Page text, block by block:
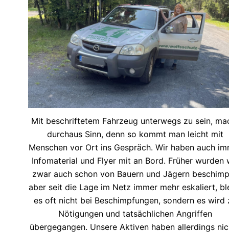
Mit beschriftetem Fahrzeug unterwegs zu sein,
durchaus Sinn, denn so kommt man leicht mit
Menschen vor Ort ins Gespräch. Wir haben auch
Infomaterial und Flyer mit an Bord. Früher wurden
zwar auch schon von Bauern und Jägern
aber seit die Lage im Netz immer mehr eskaliert,
es oft nicht bei Beschimpfungen, sondern es wird
Nötigungen und tatsächlichen Angriffen
übergegangen. Unsere Aktiven haben allerdings